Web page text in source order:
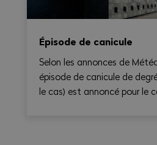
Épisode de canicule
Selon les annonces de
épisode de canicule de
le cas) est annoncé pour le